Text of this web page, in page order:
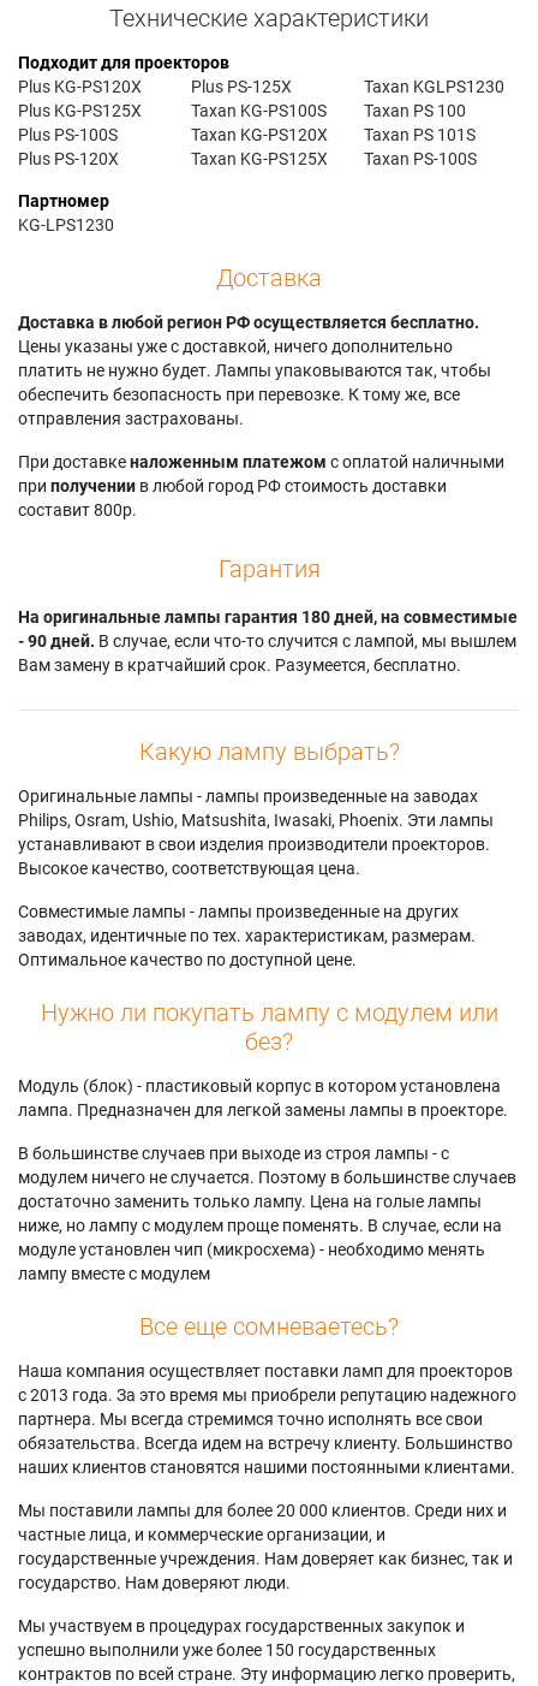
Технические характеристики
Подходит для проекторов
Plus KG-PS120X
Plus KG-PS125X
Plus PS-100S
Plus PS-120X
Plus PS-125X
Taxan KG-PS100S
Taxan KG-PS120X
Taxan KG-PS125X
Taxan KGLPS1230
Taxan PS 100
Taxan PS 101S
Taxan PS-100S
Партномер
KG-LPS1230
Доставка
Доставка в любой регион РФ осуществляется бесплатно.
Цены указаны уже с доставкой, ничего дополнительно
платить не нужно будет. Лампы упаковываются так, чтобы
обеспечить безопасность при перевозке. К тому же, все
отправления застрахованы.
При доставкеналоженным платежом с оплатой наличными
при получении в любой город РФ стоимость доставки
составит 800р.
Гарантия
На оригинальные лампы гарантия 180 дней, на совместимые
- 90 дней. В случае, если что-то случится с лампой, мы вышлем
Вам замену в кратчайший срок. Разумеется, бесплатно.
Какую лампу выбрать?
Оригинальные лампы - лампы произведенные на заводах
Philips, Osram, Ushio, Matsushita, Iwasaki, Phoenix. Эти лампы
устанавливают в свои изделия производители проекторов.
Высокое качество, соответствующая цена.
Совместимые лампы - лампы произведенные на других
заводах, идентичные по тех. характеристикам, размерам.
Оптимальное качество по доступной цене.
Нужно ли покупать лампу с модулем или
без?
Модуль (блок) - пластиковый корпус в котором установлена
лампа. Предназначен для легкой замены лампы в проекторе.
В большинстве случаев при выходе из строя лампы - с
модулем ничего не случается. Поэтому в большинстве случаев
достаточно заменить только лампу. Цена на голые лампы
ниже, но лампу с модулем проще поменять. В случае, если на
модуле установлен чип (микросхема) - необходимо менять
лампу вместе с модулем
Все еще сомневаетесь?
Наша компания осуществляет поставки ламп для проекторов
с 2013 года. За это время мы приобрели репутацию надежного
партнера. Мы всегда стремимся точно исполнять все свои
обязательства. Всегда идем на встречу клиенту. Большинство
наших клиентов становятся нашими постоянными клиентами.
Мы поставили лампы для более 20 000 клиентов. Среди них и
частные лица, и коммерческие организации, и
государственные учреждения. Нам доверяет как бизнес, так и
государство. Нам доверяют люди.
Мы участвуем в процедурах государственных закупок и
успешно выполнили уже более 150 государственных
контрактов по всей стране. Эту информацию легко проверить,